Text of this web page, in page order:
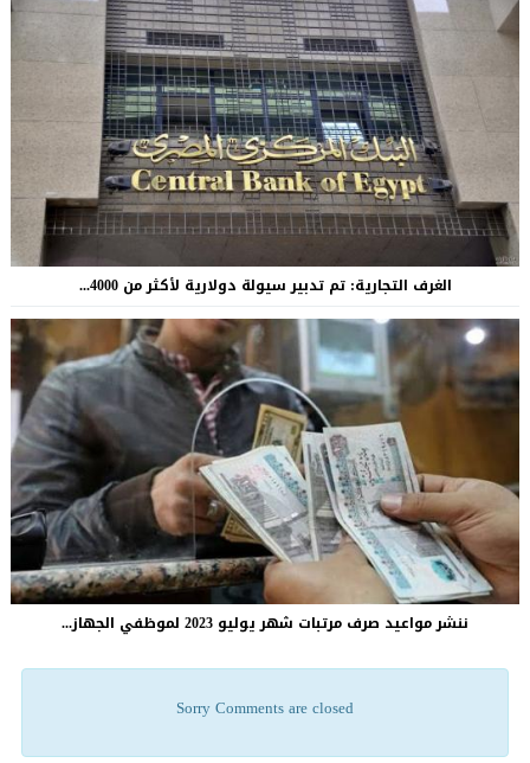
الغرف التجارية: تم تدبير سيولة دولارية لأكثر من 4000...
ننشر مواعيد صرف مرتبات شهر يوليو 2023 لموظفي الجهاز...
Sorry Comments are closed